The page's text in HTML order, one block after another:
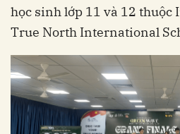
học sinh lớp 11 và 12 thuộc
True North International